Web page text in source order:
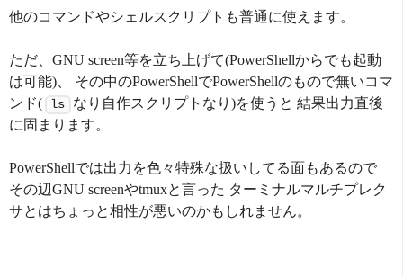
他のコマンドやシェルスクリプトも普通に使えます。
ただ、GNU screen等を立ち上げて(PowerShellからでも起動
は可能)、 その中のPowerShellでPowerShellのもので無いコマ
ンド(
ls
なり自作スクリプトなり)を使うと 結果出力直後
に固まります。
PowerShellでは出力を色々特殊な扱いしてる面もあるので
その辺GNU screenやtmuxと言った ターミナルマルチプレク
サとはちょっと相性が悪いのかもしれません。